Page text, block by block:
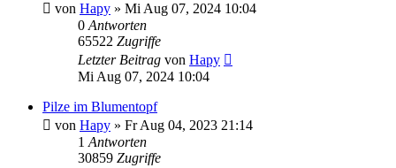
von Hapy » Mi Aug 07, 2024 10:04
0 Antworten
65522 Zugriffe
Letzter Beitrag von Hapy
Mi Aug 07, 2024 10:04
Pilze im Blumentopf
von Hapy » Fr Aug 04, 2023 21:14
1 Antworten
30859 Zugriffe